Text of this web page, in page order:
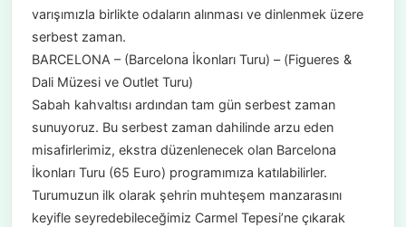
varışımızla birlikte odaların alınması ve dinlenmek üzere
serbest zaman.
BARCELONA – (Barcelona İkonları Turu) – (Figueres &
Dali Müzesi ve Outlet Turu)
Sabah kahvaltısı ardından tam gün serbest zaman
sunuyoruz. Bu serbest zaman dahilinde arzu eden
misafirlerimiz, ekstra düzenlenecek olan Barcelona
İkonları Turu (65 Euro) programımıza katılabilirler.
Turumuzun ilk olarak şehrin muhteşem manzarasını
keyifle seyredebileceğimiz Carmel Tepesi’ne çıkarak